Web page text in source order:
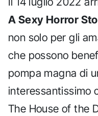
A Sexy Horror
non solo per gli
che possono
pompa magna di
interessantissimo
The House of the